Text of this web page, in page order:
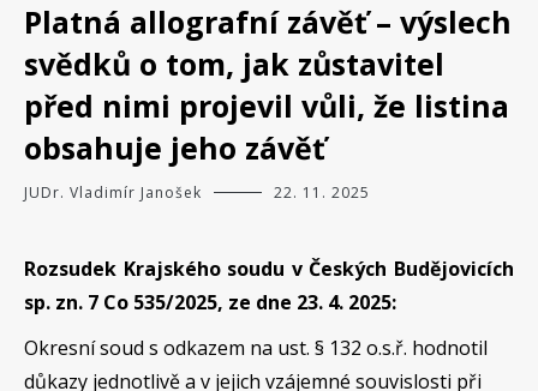
Platná allografní závěť – výslech
svědků o tom, jak zůstavitel
před nimi projevil vůli, že listina
obsahuje jeho závěť
JUDr. Vladimír Janošek 22. 11. 2025
Rozsudek Krajského soudu v Českých Budějovicích
sp. zn. 7 Co 535/2025, ze dne 23. 4. 2025:
Okresní soud s odkazem na ust. § 132 o.s.ř. hodnotil
důkazy jednotlivě a v jejich vzájemné souvislosti při